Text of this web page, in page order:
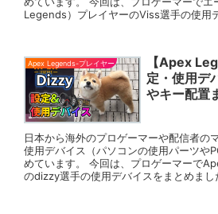
Legends）プレイヤーのViss選手の使用
Apex Legends-プレイヤー
【Apex
定・使用デ
やキー配置
日本から海外のプロゲーマーや配信者の
使用デバイス（パソコンの使用パーツや
めています。 今回は、プロゲーマーで
のdizzy選手の使用デバイスをまとめまし